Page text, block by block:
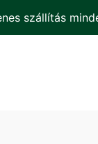
szállítás